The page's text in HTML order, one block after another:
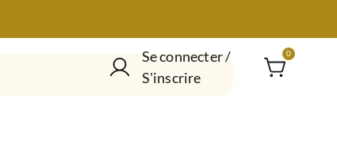
Se connecter /
S'inscrire
0